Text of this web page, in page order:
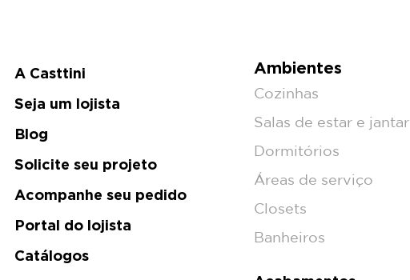
A Casttini
Seja um lojista
Blog
Solicite seu projeto
Acompanhe seu pedido
Portal do lojista
Catálogos
Ambientes
Cozinhas
Salas de estar e jantar
Dormitórios
Áreas de serviço
Closets
Banheiros